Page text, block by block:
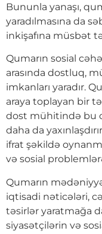
Bununla yanaşı,
yaradılmasına da
inkişafına müsbət
Qumarın sosial
arasında dostluq,
imkanları yaradır.
araya toplayan bir
dost mühitində bu
daha da
ifrat şəkildə
və sosial
Qumarın
iqtisadi nəticələri,
təsirlər yaratmağa
siyasətçilərin və